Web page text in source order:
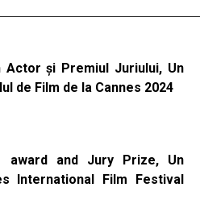
Actor și Premiul Juriului, Un
de Film de la Cannes 2024
and Jury Prize, Un
International Film Festival